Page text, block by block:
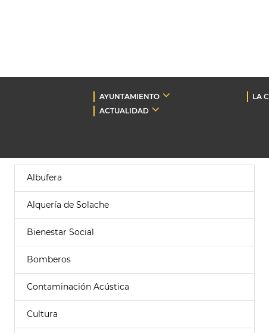
AYUNTAMIENTO LA
ACTUALIDAD
Albufera
Alquería de Solache
Bienestar Social
Bomberos
Contaminación Acústica
Cultura